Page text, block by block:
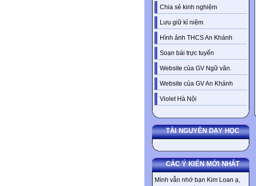
Chia sẻ kinh nghiệm
Lưu giữ kỉ niệm
Hình ảnh THCS An Khánh
Soạn bài trực tuyến
Website của GV Ngữ văn.
Website của GV An Khánh
Violet Hà Nội
TÀI NGUYÊN DẠY HỌC
CÁC Ý KIẾN MỚI NHẤT
Mình vẫn nhớ bạn Kim Loan ạ,